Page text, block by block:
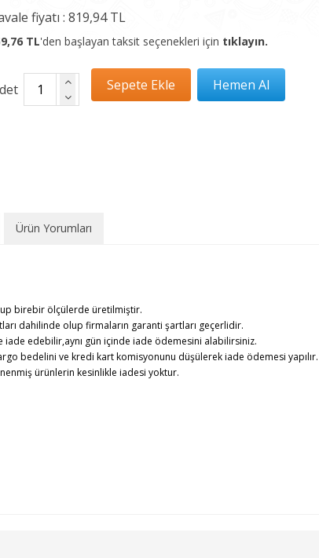
fiyatı : 819,94 TL
TL'den başlayan taksit seçenekleri için tıklayın.
Ürün Yorumları
birebir ölçülerde üretilmiştir.
dahilinde olup firmaların garanti şartları geçerlidir.
iade edebilir,aynı gün içinde iade ödemesini alabilirsiniz.
bedelini ve kredi kart komisyonunu düşülerek iade ödemesi yapılır.
ürünlerin kesinlikle iadesi yoktur.